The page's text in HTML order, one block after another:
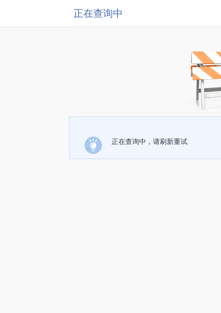
正在查询中
正在查询中，请刷新重试